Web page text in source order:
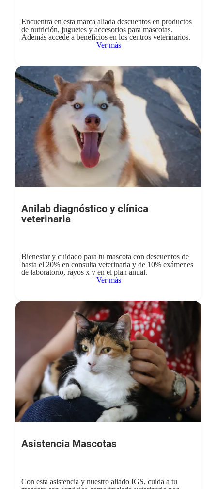
Encuentra en esta marca aliada descuentos en productos
de nutrición, juguetes y accesorios para mascotas.
Además accede a beneficios en los centros veterinarios.
Ver más
Anilab diagnóstico y clínica
veterinaria
Bienestar y cuidado para tu mascota con descuentos de
hasta el 20% en consulta veterinaria y de 10% exámenes
de laboratorio, rayos x y en el plan anual.
Ver más
Asistencia Mascotas
Con esta asistencia y nuestro aliado IGS, cuida a tu